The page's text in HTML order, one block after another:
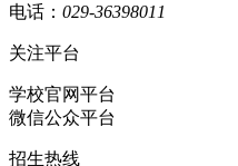
电话： 029-36398011
关注平台
学校官网平台
微信公众平台
招生热线